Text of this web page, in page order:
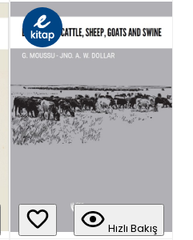
Hızlı Bakış